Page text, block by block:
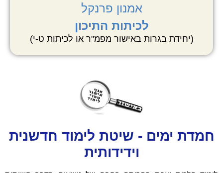
אמנון פרנקל
לכיתות התיכון
(יחידת בגרות באישור מפמ"ר או לכיתות ט-י)
חמדת ימים - שיטת לימוד חדשנית
וידידותית